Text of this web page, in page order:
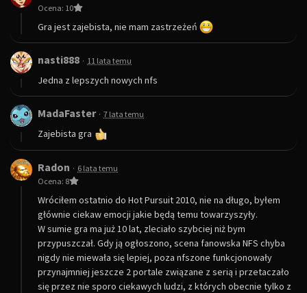
Ocena: 10
Gra jest zajebista, nie mam zastrzeżeń
nasti888 · 11 lata temu
Jedna z lepszych nowych nfs
MadaFaster· 7 lata temu
Zajebista gra
Radon · 6 lata temu
Ocena: 8
Wróciłem ostatnio do Hot Pursuit 2010, nie na długo, byłem
głównie ciekaw emocji jakie będą temu towarzyszyły.
W sumie gra ma już 10 lat, zleciało szybciej niż bym
przypuszczał. Gdy ją ogłoszono, scena fanowska NFS chyba
nigdy nie miewała się lepiej, poza nfszone funkcjonowały
przynajmniej jeszcze 2 portale związane z serią i przetaczało
się przez nie sporo ciekawych ludzi, z których obecnie tylko z